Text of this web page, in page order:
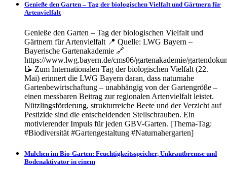
Genieße den Garten – Tag der biologischen Vielfalt und Gärtnern für
Artenvielfalt
Genieße den Garten – Tag der biologischen Vielfalt und
Gärtnern für Artenvielfalt 📍 Quelle: LWG Bayern –
Bayerische Gartenakademie 🔗
https://www.lwg.bayern.de/cms06/gartenakademie/
📝 Zum Internationalen Tag der biologischen Vielfalt (22.
Mai) erinnert die LWG Bayern daran, dass naturnahe
Gartenbewirtschaftung – unabhängig von der Gartengröße –
einen messbaren Beitrag zur regionalen Artenvielfalt leistet.
Nützlingsförderung, strukturreiche Beete und der Verzicht auf
Pestizide sind die entscheidenden Stellschrauben. Ein
motivierender Impuls für jeden GBV-Garten. [Thema-Tag:
#Biodiversität #Gartengestaltung #Naturnahergarten]
Mulchen im Bio-Garten: Feuchtigkeitsspeicher, Unkrautbremse und
Bodenaktivator in einem